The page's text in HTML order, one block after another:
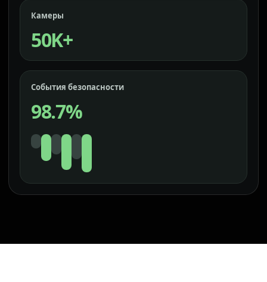
Камеры
50K+
События безопасности
98.7%